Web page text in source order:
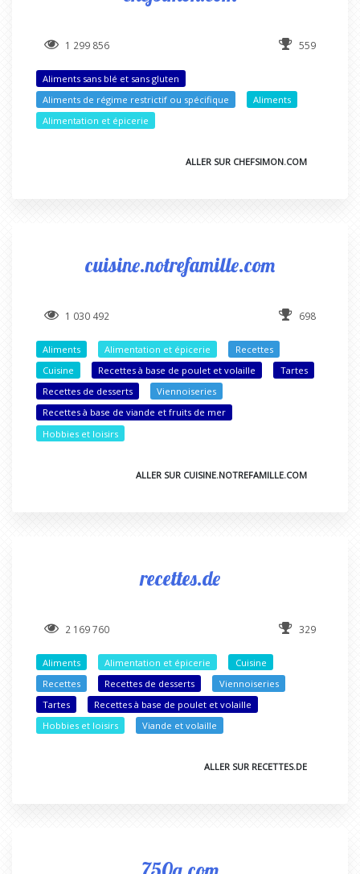
1 299 856 559
Aliments sans blé et sans gluten
Aliments de régime restrictif ou spécifique
Aliments
Alimentation et épicerie
ALLER SUR CHEFSIMON.COM
cuisine.notrefamille.com
1 030 492 698
Aliments Alimentation et épicerie
Recettes
Cuisine
Recettes à base de poulet et volaille
Tartes
Recettes de desserts
Viennoiseries
Recettes à base de viande et fruits de mer
Hobbies et loisirs
ALLER SUR CUISINE.NOTREFAMILLE.COM
recettes.de
2 169 760 329
Aliments Alimentation et épicerie
Cuisine
Recettes
Recettes de desserts
Viennoiseries
Tartes
Recettes à base de poulet et volaille
Hobbies et loisirs
Viande et volaille
ALLER SUR RECETTES.DE